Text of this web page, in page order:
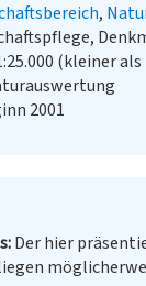
(kleiner als
2001
Der hier